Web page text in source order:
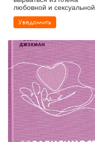
любовной и сексуальной
зависимости
Уведомить